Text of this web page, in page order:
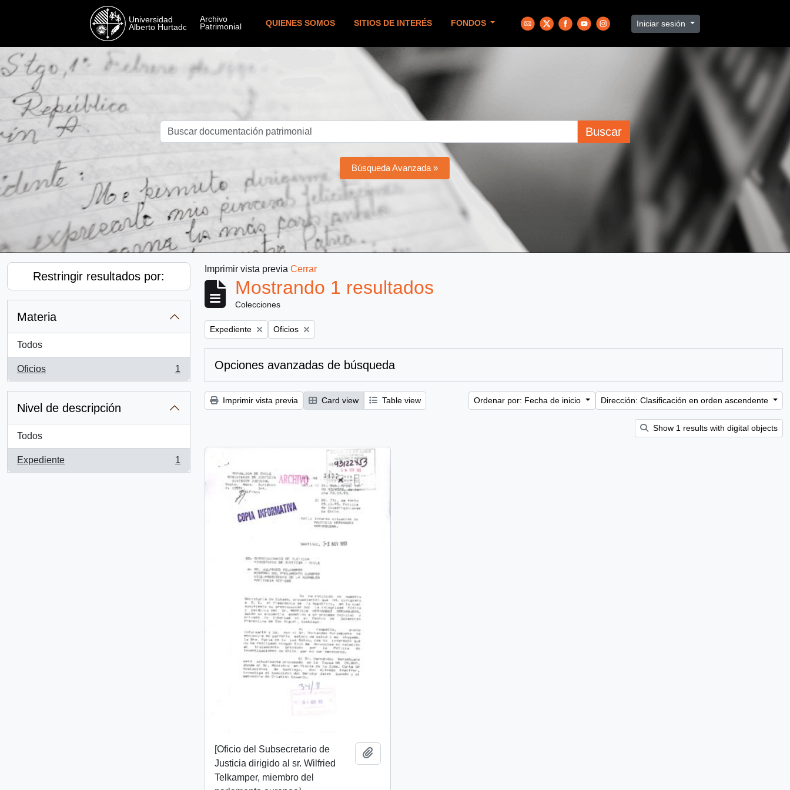
QUIENES SOMOS SITIOS DE INTERÉS FONDOS Iniciar sesión
Buscar
Búsqueda Avanzada »
Restringir resultados por:
Materia
Todos
Oficios
, 1 resultados
1
Nivel de descripción
Todos
Expediente
, 1 resultados
1
Imprimir vista previa Cerrar
Mostrando 1 resultados
Colecciones
Remove filter:
Expediente Remove filter:
Oficios
Opciones avanzadas de búsqueda
Imprimir vista previa Card view Table view Ordenar por: Fecha de inicio Dirección: Clasificación en orden ascendente
Show 1 results with digital objects
[Oficio del Subsecretario de
Justicia dirigido al sr. Wilfried
Telkamper, miembro del